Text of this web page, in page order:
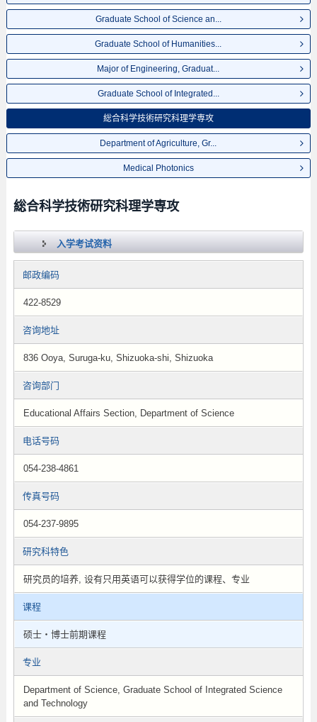
Graduate School of Science an...
Graduate School of Humanities...
Major of Engineering, Graduat...
Graduate School of Integrated...
総合科学技術研究科理学専攻
Department of Agriculture, Gr...
Medical Photonics
総合科学技術研究科理学専攻
入学考试资料
邮政编码
422-8529
咨询地址
836 Ooya, Suruga-ku, Shizuoka-shi, Shizuoka
咨询部门
Educational Affairs Section, Department of Science
电话号码
054-238-4861
传真号码
054-237-9895
研究科特色
研究员的培养, 设有只用英语可以获得学位的课程、专业
课程
硕士・博士前期课程
专业
Department of Science, Graduate School of Integrated Science
and Technology